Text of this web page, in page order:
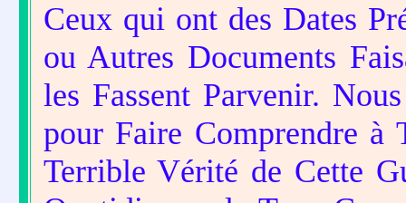
Ceux qui ont des Dates
ou Autres Documents
les Fassent Parvenir.
pour Faire Comprendre à
Terrible Vérité de Cette